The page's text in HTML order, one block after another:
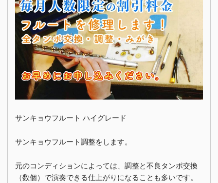
サンキョウフルート ハイグレード
サンキョウフルート調整をします。
元のコンディションによっては、調整と不良タンポ交換
（数個）で演奏できる仕上がりになることも多いです。